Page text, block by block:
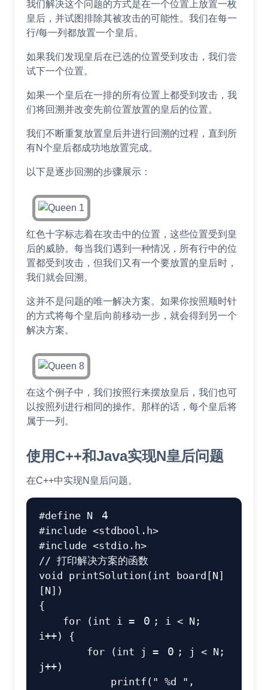
我们解决这个问题的方式是在一个位置上放置一枚
皇后，并试图排除其被攻击的可能性。我们在每一
行/每一列都放置一个皇后。
如果我们发现皇后在已选的位置受到攻击，我们尝
试下一个位置。
如果一个皇后在一排的所有位置上都受到攻击，我
们将回溯并改变先前位置放置的皇后的位置。
我们不断重复放置皇后并进行回溯的过程，直到所
有N个皇后都成功地放置完成。
以下是逐步回溯的步骤展示：
红色十字标志着在攻击中的位置，这些位置受到皇
后的威胁。每当我们遇到一种情况，所有行中的位
置都受到攻击，但我们又有一个要放置的皇后时，
我们就会回溯。
这并不是问题的唯一解决方案。如果你按照顺时针
的方式将每个皇后向前移动一步，就会得到另一个
解决方案。
在这个例子中，我们按照行来摆放皇后，我们也可
以按照列进行相同的操作。那样的话，每个皇后将
属于一列。
使用C++和Java实现N皇后问题
在C++中实现N皇后问题。
#define N
4
#include <stdbool.h>
#include <stdio.h>
// 打印解决方案的函数
void
printSolution (int board [N]
[N] )
{
for
(int i = 0 ; i < N ;
i++)
{
for
(int j = 0 ; j < N ;
j++)
printf ( " %d " ,